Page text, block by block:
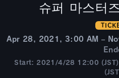
슈퍼 마스터
Apr 28, 2021, 3:00 AM –
Start: 2021/4/28 12:00